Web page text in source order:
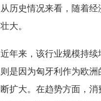
从历史情况来看，随着
壮大。
近年来，该行业规模持
则是因为匈牙利作为欧
断扩大。在趋势方面，